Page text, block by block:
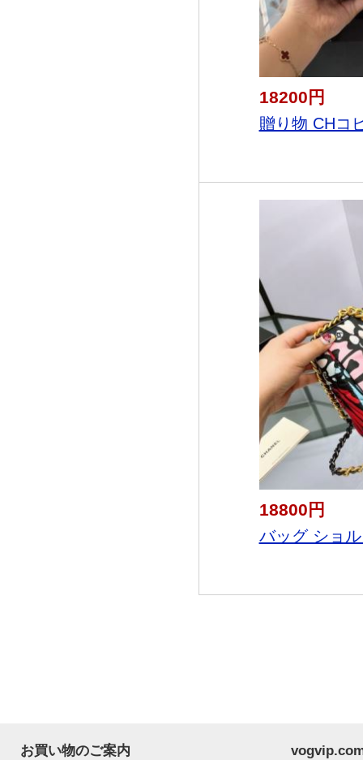
18200円
贈り物 CHコ
18800円
バッグ ショ
お買い物のご案内